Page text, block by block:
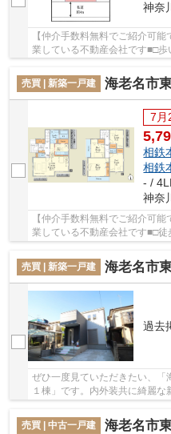
神奈
【仲介手数料無料でご紹介可
業している不動産会社です■□
売買 | 新築一戸建
海老名市東柏ケ谷6
7月
相鉄
相鉄
- /
神奈
【仲介手数料無料でご紹介可
業している不動産会社です■□
売買 | 新築一戸建
海老名市東柏ヶ谷４
過去
ぜひ一度見ていただきたい、
１棟」です。内外装共に綺麗
売買 | 中古一戸建
海老名市東柏ヶ谷